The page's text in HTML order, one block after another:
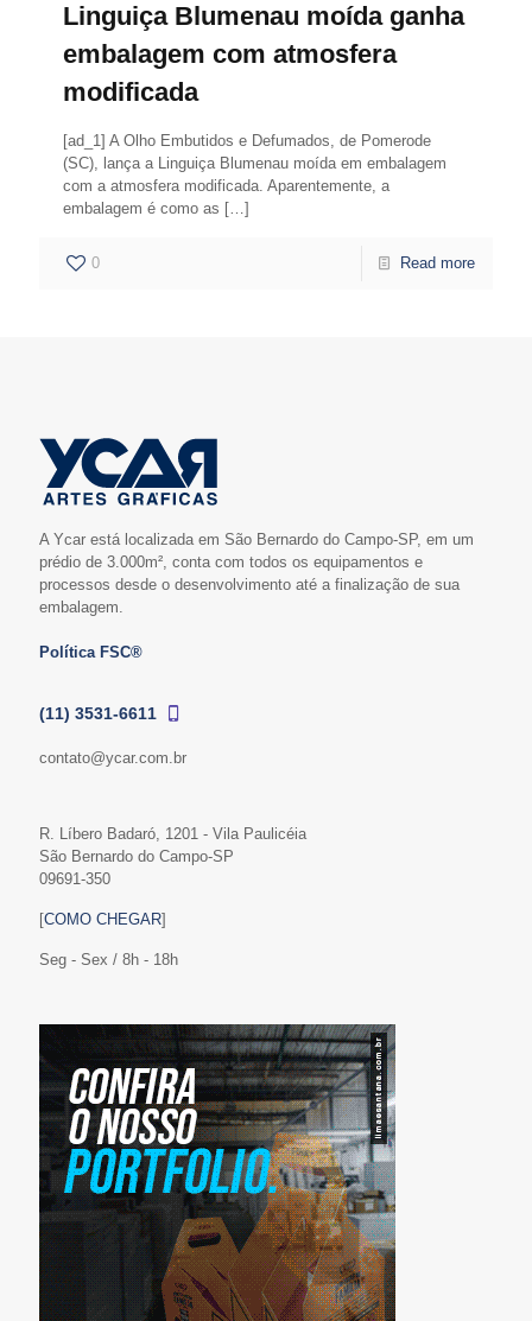
Linguiça Blumenau moída ganha
embalagem com atmosfera
modificada
[ad_1] A Olho Embutidos e Defumados, de Pomerode
(SC), lança a Linguiça Blumenau moída em embalagem
com a atmosfera modificada. Aparentemente, a
embalagem é como as […]
0 Read more
A Ycar está localizada em São Bernardo do Campo-SP, em um
prédio de 3.000m², conta com todos os equipamentos e
processos desde o desenvolvimento até a finalização de sua
embalagem.
Política FSC®
(11) 3531-6611
contato@ycar.com.br
R. Líbero Badaró, 1201 - Vila Paulicéia
São Bernardo do Campo-SP
09691-350
[COMO CHEGAR]
Seg - Sex / 8h - 18h